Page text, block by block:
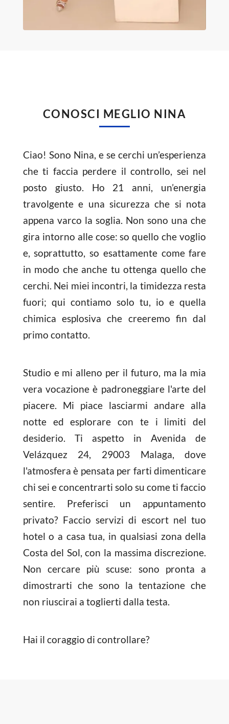
CONOSCI MEGLIO NINA
Ciao! Sono Nina, e se cerchi un’esperienza
che ti faccia perdere il controllo, sei nel
posto giusto. Ho 21 anni, un’energia
travolgente e una sicurezza che si nota
appena varco la soglia. Non sono una che
gira intorno alle cose: so quello che voglio
e, soprattutto, so esattamente come fare
in modo che anche tu ottenga quello che
cerchi. Nei miei incontri, la timidezza resta
fuori; qui contiamo solo tu, io e quella
chimica esplosiva che creeremo fin dal
primo contatto.
Studio e mi alleno per il futuro, ma la mia
vera vocazione è padroneggiare l'arte del
piacere. Mi piace lasciarmi andare alla
notte ed esplorare con te i limiti del
desiderio. Ti aspetto in Avenida de
Velázquez 24, 29003 Malaga, dove
l'atmosfera è pensata per farti dimenticare
chi sei e concentrarti solo su come ti faccio
sentire. Preferisci un appuntamento
privato? Faccio servizi di escort nel tuo
hotel o a casa tua, in qualsiasi zona della
Costa del Sol, con la massima discrezione.
Non cercare più scuse: sono pronta a
dimostrarti che sono la tentazione che
non riuscirai a toglierti dalla testa.
Hai il coraggio di controllare?